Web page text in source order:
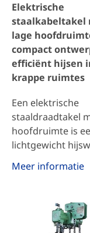
Elektrische
staalkabeltakel
lage
compact
efficiënt hijsen
krappe ruimtes
Een elektrische
staaldraadtakel
hoofdruimte is
lichtgewicht
dat geschikt is
uitvoeren van
op lage
Het heeft een sterk
Meer informatie